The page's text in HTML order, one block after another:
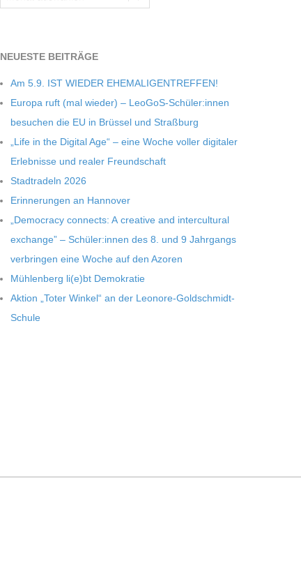
NEU­ESTE BEITRÄGE
Am 5.9. IST WIEDER EHEMALIGENTREFFEN!
Europa ruft (mal wie­der) – LeoGoS-Schüler:innen
besu­chen die EU in Brüs­sel und Straßburg
„Life in the Digi­tal Age“ – eine Woche vol­ler digi­ta­ler
Erleb­nisse und rea­ler Freundschaft
Stadt­ra­deln 2026
Erin­ne­run­gen an Hannover
„Demo­cracy con­nects: A crea­tive and inter­cul­tu­ral
exch­ange” – Schüler:innen des 8. und 9 Jahr­gangs
ver­brin­gen eine Woche auf den Azoren
Müh­len­berg li(e)bt Demokratie
Aktion „Toter Win­kel“ an der Leonore-Goldschmidt-
Schule